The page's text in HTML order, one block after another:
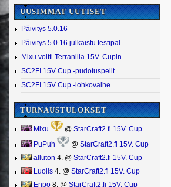
UUSIMMAT UUTISET
Päivitys 5.0.16
Päivitys 5.0.16 julkaistu testipal..
Mixu voitti Terranilla 15V. Cupin
SC2FI 15V Cup -pudotuspelit
SC2FI 15V Cup -lohkovaihe
TURNAUSTULOKSET
Mixu @ StarCraft2.fi 15V. Cup
PuPuh @ StarCraft2.fi 15V. Cup
alluton 4. @ StarCraft2.fi 15V. Cup
Luolis 4. @ StarCraft2.fi 15V. Cup
Enpo 8. @ StarCraft2.fi 15V. Cup